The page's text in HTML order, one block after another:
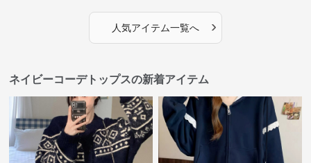
人気アイテム一覧へ ›
ネイビーコーデトップスの新着アイテム